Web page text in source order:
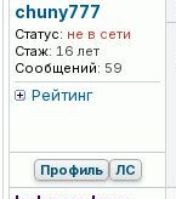
chuny777
Статус: не в сети
Стаж: 16 лет
Сообщений: 59
Рейтинг
Профиль ЛС